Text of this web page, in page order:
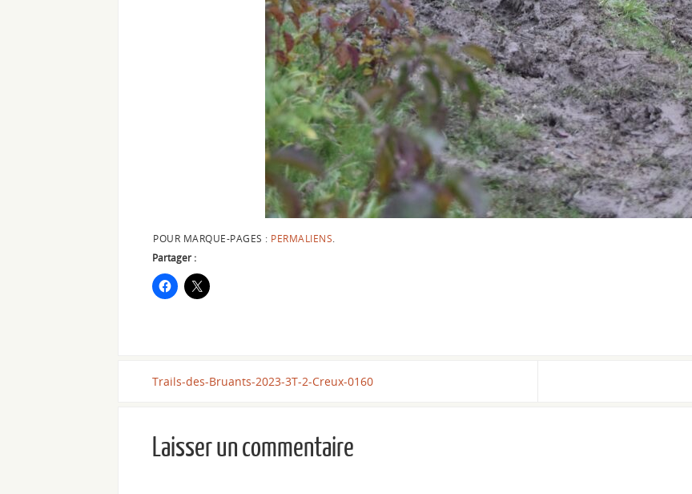
POUR MARQUE-PAGES : PERMALIENS
Partager :
Trails-des-Bruants-2023-3T-2-Creux-0160
Laisser un commentaire